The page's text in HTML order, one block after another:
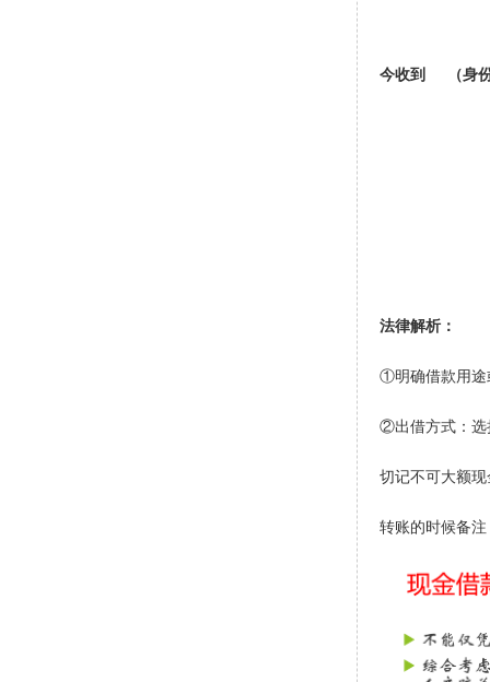
今收到 （身
法律解析：
①明确借款用途
②出借方式：选
切记不可大额
转账的时候备注